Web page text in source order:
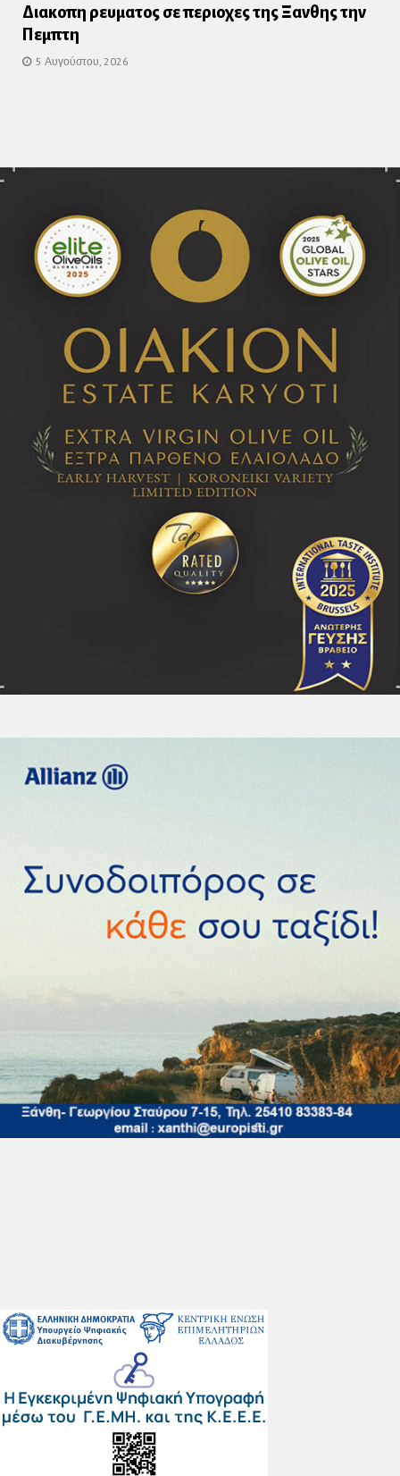
Διακοπη ρευματος σε περιοχες της Ξανθης την
Πεμπτη
5 Αυγούστου, 2026